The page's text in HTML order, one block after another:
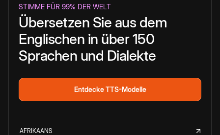
STIMME FÜR 99% DER WELT
Übersetzen Sie aus dem
Englischen in über 150
Sprachen und Dialekte
Entdecke TTS-Modelle
AFRIKAANS